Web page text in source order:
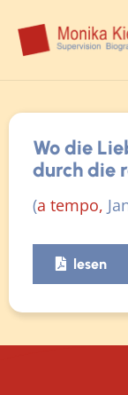
Wo die
durch die
(a tempo,
lesen